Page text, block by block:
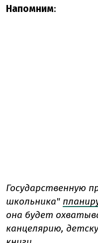
Напомним:
Государственную
школьника"
она будет
канцелярию,